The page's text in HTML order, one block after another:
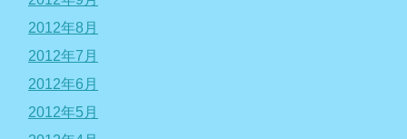
2012年8月
2012年7月
2012年6月
2012年5月